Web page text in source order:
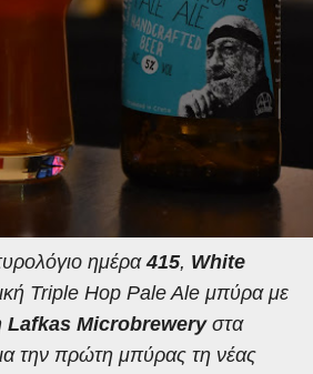
ημέρα 415, White
Triple Hop Pale Ale μπύρα με
Lafkas Microbrewery στα
την πρώτη μπύρας τη νέας